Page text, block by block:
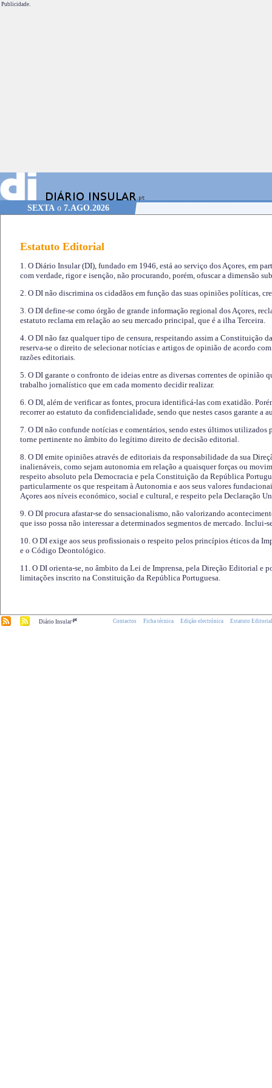
Publicidade.
SEXTA o 7.AGO.2026
Estatuto Editorial
1. O Diário Insular (DI), fundado em 1946, está ao serviço dos Açores, em
com verdade, rigor e isenção, não procurando, porém, ofuscar a dimensão
2. O DI não discrimina os cidadãos em função das suas opiniões políticas,
3. O DI define-se como órgão de grande informação regional dos Açores,
estatuto reclama em relação ao seu mercado principal, que é a ilha Terceira.
4. O DI não faz qualquer tipo de censura, respeitando assim a Constituição
reserva-se o direito de selecionar notícias e artigos de opinião de acordo
razões editoriais.
5. O DI garante o confronto de ideias entre as diversas correntes de opinião
trabalho jornalístico que em cada momento decidir realizar.
6. O DI, além de verificar as fontes, procura identificá-las com exatidão.
recorrer ao estatuto da confidencialidade, sendo que nestes casos garante a
7. O DI não confunde notícias e comentários, sendo estes últimos utilizados
torne pertinente no âmbito do legítimo direito de decisão editorial.
8. O DI emite opiniões através de editoriais da responsabilidade da sua
inalienáveis, como sejam autonomia em relação a quaisquer forças ou
respeito absoluto pela Democracia e pela Constituição da República
particularmente os que respeitam à Autonomia e aos seus valores
Açores aos níveis económico, social e cultural, e respeito pela Declaração
9. O DI procura afastar-se do sensacionalismo, não valorizando
que isso possa não interessar a determinados segmentos de mercado.
10. O DI exige aos seus profissionais o respeito pelos princípios éticos da
e o Código Deontológico.
11. O DI orienta-se, no âmbito da Lei de Imprensa, pela Direção Editorial e
limitações inscrito na Constituição da República Portuguesa.
Diário Insular.pt Contactos Ficha técnica Edição electrónica Estatuto Editorial